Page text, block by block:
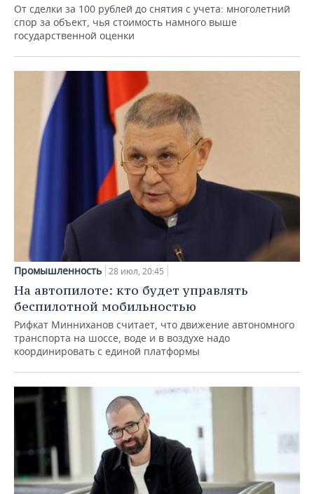
От сделки за 100 рублей до снятия с учета: многолетний
спор за объект, чья стоимость намного выше
государственной оценки
Промышленность 28 июл, 20:45
На автопилоте: кто будет управлять
беспилотной мобильностью
Рифкат Минниханов считает, что движение автономного
транспорта на шоссе, воде и в воздухе надо
координировать с единой платформы